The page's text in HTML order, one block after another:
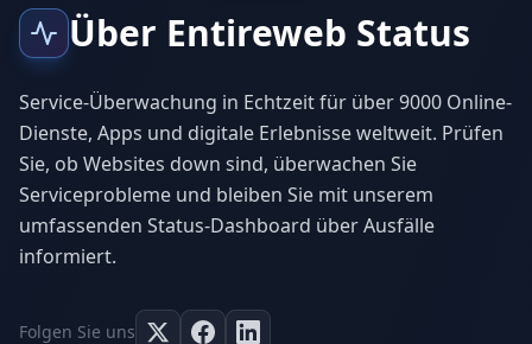
Über Entireweb Status
Service-Überwachung in Echtzeit für über 9000 Online-
Dienste, Apps und digitale Erlebnisse weltweit. Prüfen
Sie, ob Websites down sind, überwachen Sie
Serviceprobleme und bleiben Sie mit unserem
umfassenden Status-Dashboard über Ausfälle
informiert.
Folgen Sie uns